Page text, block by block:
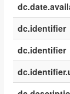
dc.identifier
dc.identifier